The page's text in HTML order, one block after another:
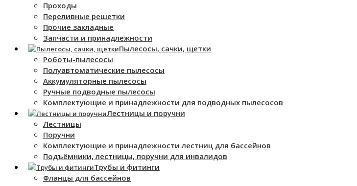
Проходы
Переливные решетки
Прочие закладные
Запчасти и принадлежности
Пылесосы, сачки, щетки
Роботы-пылесосы
Полуавтоматические пылесосы
Аккумуляторные пылесосы
Ручные подводные пылесосы
Комплектующие и принадлежности для подводных пылесосов
Лестницы и поручни
Лестницы
Поручни
Комплектующие и принадлежности лестниц для бассейнов
Подъёмники, лестницы, поручни для инвалидов
Трубы и фитинги
Фланцы для бассейнов